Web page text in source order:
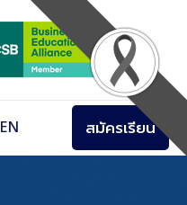
EN สมัครเรียน